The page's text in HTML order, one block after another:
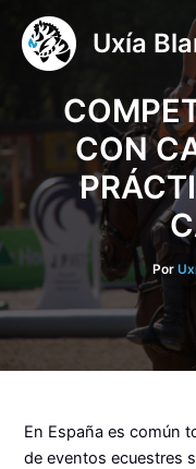
contenido
Uxía
CON
Por
En España es común
de eventos ecuestres